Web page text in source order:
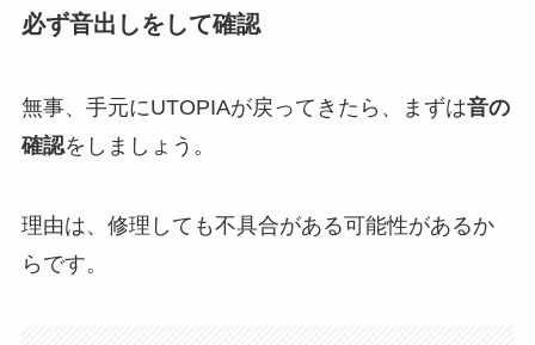
必ず音出しをして確認
無事、手元にUTOPIAが戻ってきたら、まずは音の
確認をしましょう。
理由は、修理しても不具合がある可能性があるか
らです。